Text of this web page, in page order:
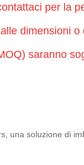
per la
dimensioni
saranno
una soluzione di